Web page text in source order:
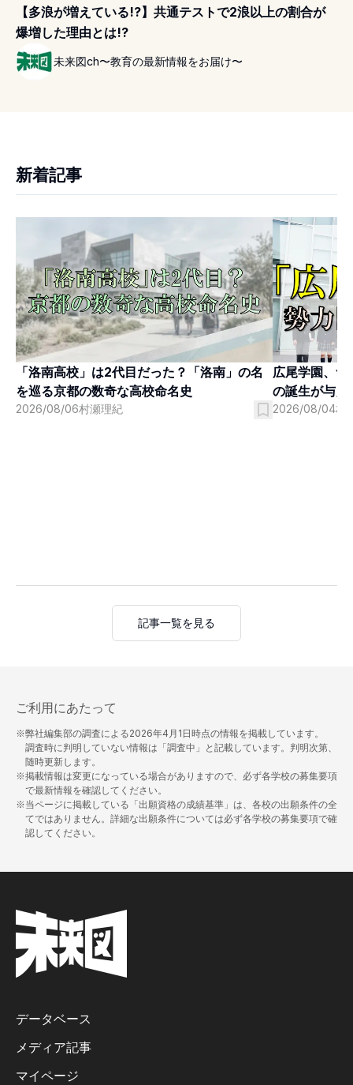
【多浪が増えている!?】共通テストで2浪以上の割合が
爆増した理由とは!?
未来図ch〜教育の最新情報をお届け〜
新着記事
「洛南高校」は2代目だった？「洛南」の名
を巡る京都の数奇な高校命名史
2026/08/06村瀬理紀
広尾学園、
の誕生が与え
2026/08/04村
記事一覧を見る
ご利用にあたって
※弊社編集部の調査による2026年4月1日時点の情報を掲載しています。
調査時に判明していない情報は「調査中」と記載しています。判明次第、
随時更新します。
※掲載情報は変更になっている場合がありますので、必ず各学校の募集要項
で最新情報を確認してください。
※当ページに掲載している「出願資格の成績基準」は、各校の出願条件の全
てではありません。詳細な出願条件については必ず各学校の募集要項で確
認してください。
データベース
メディア記事
マイページ